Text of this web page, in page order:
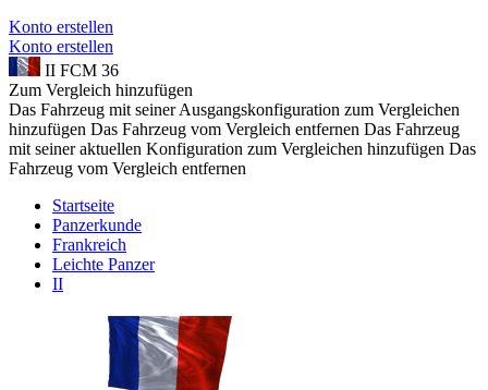
Konto erstellen
Konto erstellen
II FCM 36
Zum Vergleich hinzufügen
Das Fahrzeug mit seiner Ausgangskonfiguration zum Vergleichen
hinzufügen Das Fahrzeug vom Vergleich entfernen Das Fahrzeug
mit seiner aktuellen Konfiguration zum Vergleichen hinzufügen Das
Fahrzeug vom Vergleich entfernen
Startseite
Panzerkunde
Frankreich
Leichte Panzer
II